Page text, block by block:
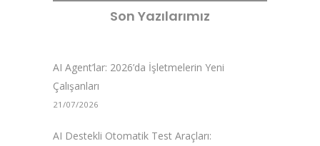
Son Yazılarımız
AI Agent’lar: 2026’da İşletmelerin Yeni
Çalışanları
21/07/2026
AI Destekli Otomatik Test Araçları: